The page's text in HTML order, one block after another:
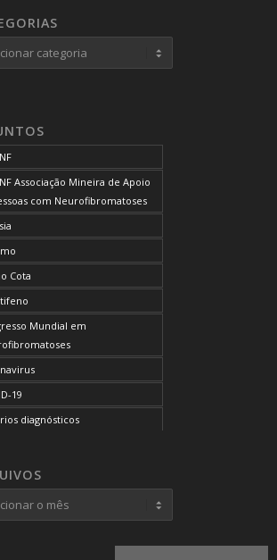
Associação Mineira de Apoio
com Neurofibromatoses
Cota
Mundial em
19
diagnósticos
de capacitação